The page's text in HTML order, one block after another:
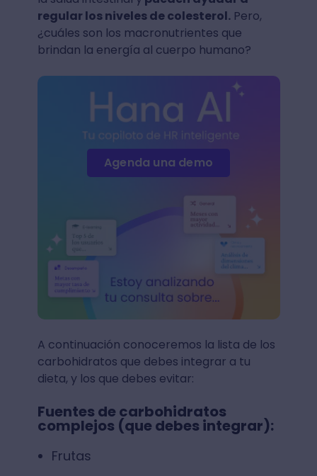
regular los niveles de colesterol.Pero,
¿cuáles son los macronutrientes que
brindan la energía al cuerpo humano?
Agenda una demo
A continuación conoceremos la lista de los
carbohidratos que debes integrar a tu
dieta, y los que debes evitar:
Fuentes de carbohidratos
complejos (que debes integrar):⁣
Frutas⁣